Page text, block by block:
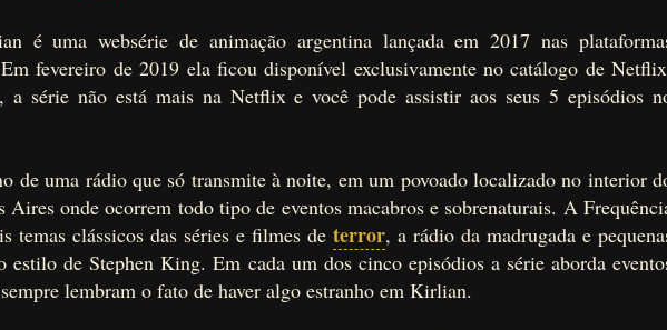
é uma websérie de animação argentina lançada em 2017 nas
fevereiro de 2019 ela ficou disponível exclusivamente no catálogo de
a série não está mais na Netflix e você pode assistir aos seus 5 episódios
de uma rádio que só transmite à noite, em um povoado localizado no interior
Aires onde ocorrem todo tipo de eventos macabros e sobrenaturais. A
temas clássicos das séries e filmes de terror, a rádio da madrugada e
estilo de Stephen King. Em cada um dos cinco episódios a série aborda
lembram o fato de haver algo estranho em Kirlian.